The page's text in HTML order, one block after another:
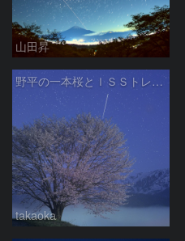
山田昇
野平の一本桜とＩＳＳトレイル
takaoka